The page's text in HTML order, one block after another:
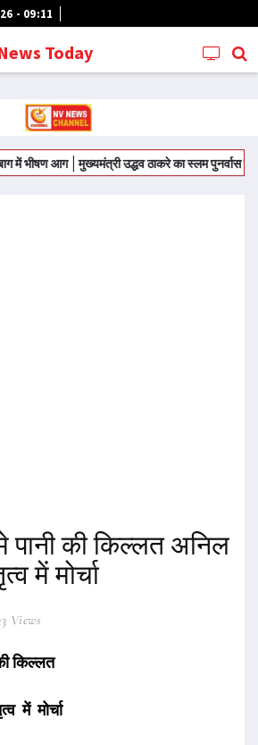
- 09:11
Today
में भीषण आग मुख्यमंत्री उद्धव ठाकरे का स्लम पुनर्वास
पानी की किल्लत अनिल
में मोर्चा
Views
किल्लत
में मोर्चा